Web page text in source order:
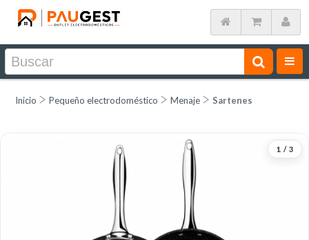
Inicio Pequeño electrodoméstico Menaje Sartenes
1 / 3